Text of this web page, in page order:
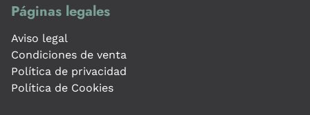
Páginas legales
Aviso legal
Condiciones de venta
Política de privacidad
Política de Cookies